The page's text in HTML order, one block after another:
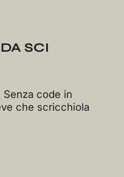
SCI
code in
che scricchiola